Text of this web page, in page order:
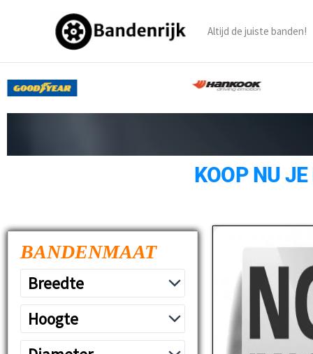
inhoud
Altijd de juiste banden!
KOOP NU
BANDENMAAT